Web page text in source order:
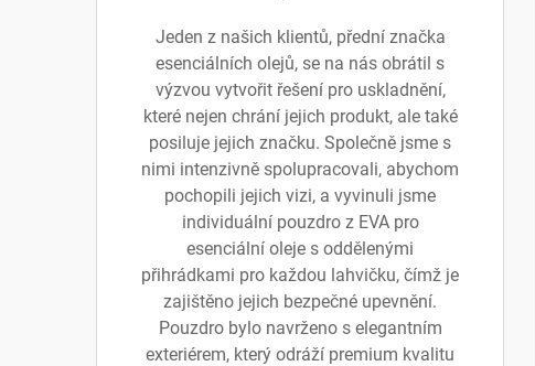
Jeden z našich klientů, přední značka
esenciálních olejů, se na nás obrátil s
výzvou vytvořit řešení pro uskladnění,
které nejen chrání jejich produkt, ale také
posiluje jejich značku. Společně jsme s
nimi intenzivně spolupracovali, abychom
pochopili jejich vizi, a vyvinuli jsme
individuální pouzdro z EVA pro
esenciální oleje s oddělenými
přihrádkami pro každou lahvičku, čímž je
zajištěno jejich bezpečné upevnění.
Pouzdro bylo navrženo s elegantním
exteriérem, který odráží premium kvalitu